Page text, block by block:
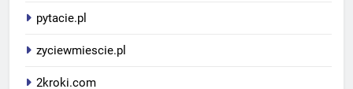
pytacie.pl
zyciewmiescie.pl
2kroki.com